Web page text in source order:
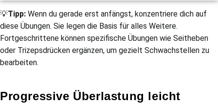
💡Tipp: Wenn du gerade erst anfängst, konzentriere dich auf
diese Übungen. Sie legen die Basis für alles Weitere.
Fortgeschrittene können spezifische Übungen wie Seitheben
oder Trizepsdrücken ergänzen, um gezielt Schwachstellen zu
bearbeiten.
Progressive Überlastung leicht